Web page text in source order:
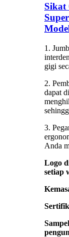
Sikat
1.
gigi
2.
dapat
3.
Anda
Logo
setiap